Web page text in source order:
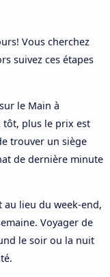
Vous cherchez
suivez ces étapes
le Main à
tôt, plus le prix est
trouver un siège
de dernière minute
au lieu du week-end,
Voyager de
le soir ou la nuit